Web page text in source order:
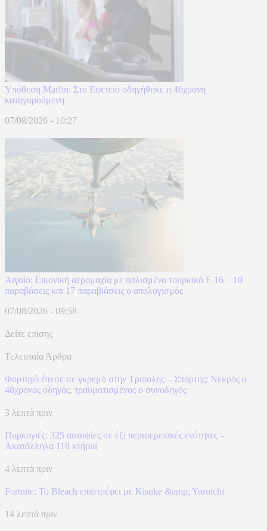
Υπόθεση Marfin: Στο Εφετείο οδηγήθηκε η 46χρονη
κατηγορούμενη
07/08/2026 - 10:27
Αιγαίο: Εικονική αερομαχία με οπλισμένα τουρκικά F-16 – 10
παραβάσεις και 17 παραβιάσεις ο απολογισμός
07/08/2026 - 09:58
Δείτε επίσης
Τελευταία Άρθρα
Φορτηγό έπεσε σε γκρεμό στην Τρίπολης – Σπάρτης: Νεκρός ο
48χρονος οδηγός, τραυματισμένος ο συνοδηγός
3 λεπτά πριν
Πυρκαγιές: 325 αυτοψίες σε έξι περιφερειακές ενότητες –
Ακατάλληλα 118 κτήρια
4 λεπτά πριν
Fortnite: Το Bleach επιστρέφει με Kisuke &amp; Yoruichi
14 λεπτά πριν